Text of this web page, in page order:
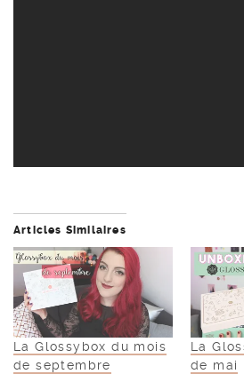
Articles Similaires
La Glossybox du mois
de septembre
La
de mai